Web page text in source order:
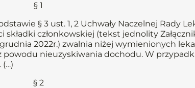
§ 1
§ 3 ust. 1, 2 Uchwały Naczelnej Rady
składki członkowskiej (tekst jednolity
2022r.) zwalnia niżej wymienionych
z powodu nieuzyskiwania dochodu. W
(…)
§ 2